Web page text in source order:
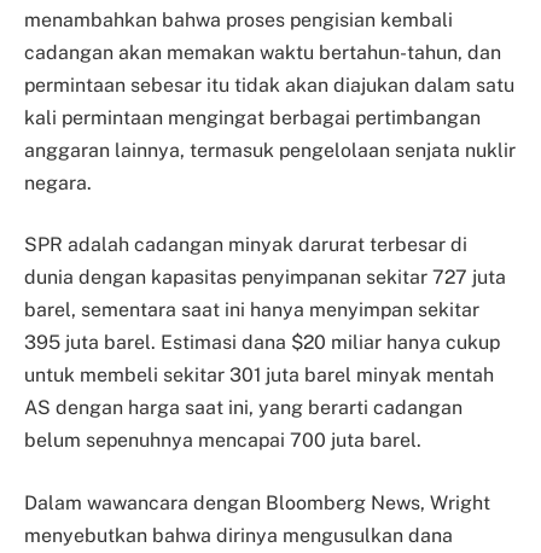
menambahkan bahwa proses pengisian kembali
cadangan akan memakan waktu bertahun-tahun, dan
permintaan sebesar itu tidak akan diajukan dalam satu
kali permintaan mengingat berbagai pertimbangan
anggaran lainnya, termasuk pengelolaan senjata nuklir
negara.
SPR adalah cadangan minyak darurat terbesar di
dunia dengan kapasitas penyimpanan sekitar 727 juta
barel, sementara saat ini hanya menyimpan sekitar
395 juta barel. Estimasi dana $20 miliar hanya cukup
untuk membeli sekitar 301 juta barel minyak mentah
AS dengan harga saat ini, yang berarti cadangan
belum sepenuhnya mencapai 700 juta barel.
Dalam wawancara dengan Bloomberg News, Wright
menyebutkan bahwa dirinya mengusulkan dana